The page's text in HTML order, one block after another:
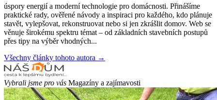
úspory energií a moderní technologie pro domácnosti. Přinášíme
praktické rady, ověřené návody a inspiraci pro každého, kdo plánuje
stavět, vylepšovat, rekonstruovat nebo si jen zkrášlit domov. Web se
věnuje širokému spektru témat – od základních stavebních postupů
přes tipy na výběr vhodných...
Všechny články tohoto autora →
Vybrali jsme pro vás Magazíny a zajímavosti